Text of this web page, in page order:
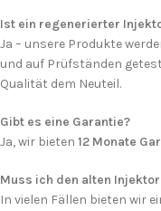
Ist ein regenerierter
Ja – unsere Produkte
und auf Prüfständen
Qualität dem Neuteil.
Gibt es eine Garantie?
Ja, wir bieten 12 Monate
Muss ich den alten
In vielen Fällen bieten wir